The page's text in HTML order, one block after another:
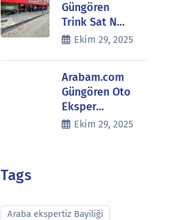
Güngören
Trink Sat N…
Ekim 29, 2025
Arabam.com
Güngören Oto
Eksper…
Ekim 29, 2025
Tags
Araba ekspertiz Bayiliği